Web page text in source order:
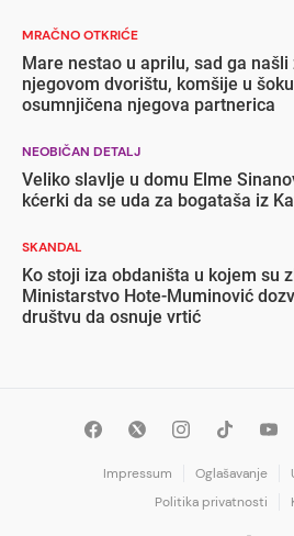
MRAČNO OTKRIĆE
Mare nestao u aprilu, sad ga našli
njegovom dvorištu, komšije u
osumnjičena njegova partnerica
NEOBIČAN DETALJ
Veliko slavlje u domu Elme
kćerki da se uda za bogataša iz
SKANDAL
Ko stoji iza obdaništa u kojem su
Ministarstvo Hote-Muminović
društvu da osnuje vrtić
Impressum Oglašavanje
Politika privatnosti